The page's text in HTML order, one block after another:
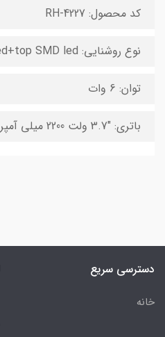
کد محصول: RH-4227
نوع روشنایی: using 12pcs SMD led+top SMD led
توان: 6 وات
باتری: "3.7 ولت 2200 میلی آمپر ساعت
دسترسی سریع
خانه